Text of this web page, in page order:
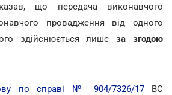
що передача виконавчого
провадження від одного
здійснюється лише за згодою
по справі № 904/7326/17ВС